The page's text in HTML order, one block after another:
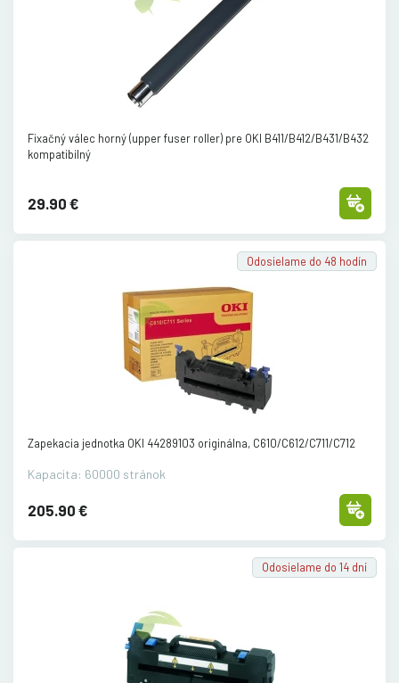
Fixačný válec horný (upper fuser roller) pre OKI B411/B412/B431/B432
kompatibilný
29.90 €
Odosielame do 48 hodín
Zapekacia jednotka OKI 44289103 originálna, C610/C612/C711/C712
Kapacita: 60000 stránok
205.90 €
Odosielame do 14 dní